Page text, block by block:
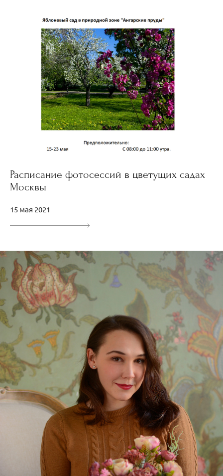
Расписание фотосессий в цветущих садах
Москвы
15 мая 2021